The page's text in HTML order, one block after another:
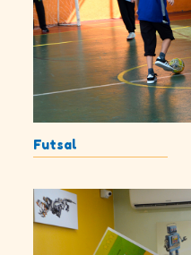
Futsal